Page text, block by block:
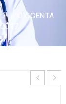
OXIGENTA